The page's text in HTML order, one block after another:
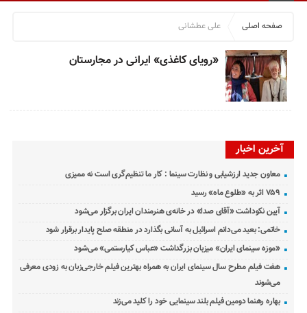
صفحه اصلی علی عطشانی
«رویای کاغذی» ایرانی در مجارستان
آخرین اخبار
معاون جدید ارزشیابی و نظارت سینما : کار ما تنظیم‌گری است نه ممیزی
۷۵۹ اثر به «طلوع ماه» رسید
آیین نکوداشت «آقای صدا» در خانه‌ی هنرمندان ایران برگزار می‌شود
خاتمی: بعید می‌دانم اسرائیل به آسانی بگذارد در منطقه صلح پایدار برقرار شود
«موزه سینمای ایران» میزبان بزرگداشت «عباس کیارستمی» می‌شود
هفت فیلم مطرح سال سینمای ایران به همراه بهترین فیلم خارجی‌زبان به زودی معرفی
می‌شوند
بهاره رهنما دومین فیلم بلند سینمایی خود را کلید می‌زند